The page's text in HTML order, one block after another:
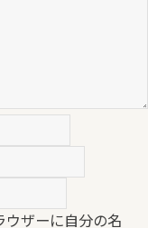
ザーに自分の名